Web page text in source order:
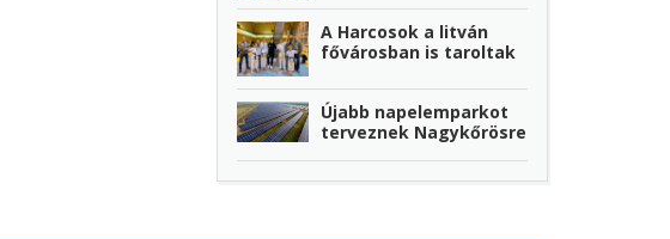
A Harcosok a litván
fővárosban is taroltak
Újabb napelemparkot
terveznek Nagykőrösre